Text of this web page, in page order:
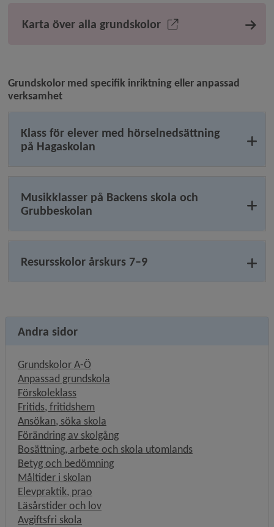
Karta över alla grundskolor
Grundskolor med specifik inriktning eller anpassad
verksamhet
Klass för elever med hörselnedsättning
på Hagaskolan
Musikklasser på Backens skola och
Grubbeskolan
Resursskolor årskurs 7–9
Andra sidor
Grundskolor A-Ö
Anpassad grundskola
Förskoleklass
Fritids, fritidshem
Ansökan, söka skola
Förändring av skolgång
Bosättning, arbete och skola utomlands
Betyg och bedömning
Måltider i skolan
Elevpraktik, prao
Läsårstider och lov
Avgiftsfri skola